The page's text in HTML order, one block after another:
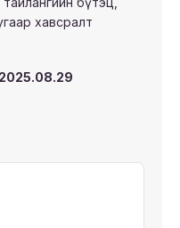
хавсралт
2025.08.29